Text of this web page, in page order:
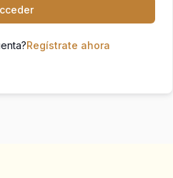
Regístrate ahora